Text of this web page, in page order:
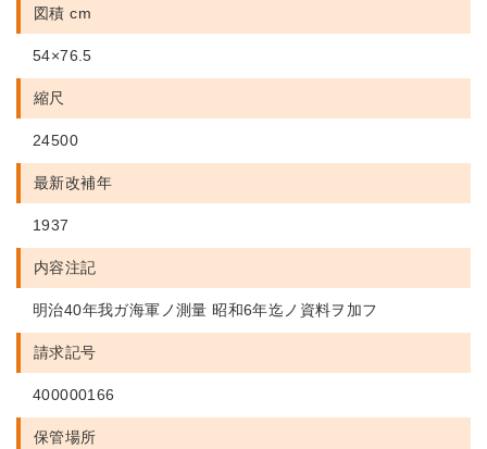
図積 cm
54×76.5
縮尺
24500
最新改補年
1937
内容注記
明治40年我ガ海軍ノ測量 昭和6年迄ノ資料ヲ加フ
請求記号
400000166
保管場所